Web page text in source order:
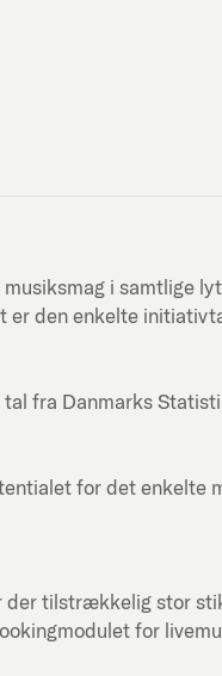
i samtlige
er den enkelte
fra Danmarks
for det enkelte
tilstrækkelig stor
for